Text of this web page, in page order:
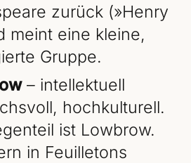
zurück (»Henry
meint eine kleine,
Gruppe.
– intellektuell
hochkulturell.
ist Lowbrow.
in Feuilletons